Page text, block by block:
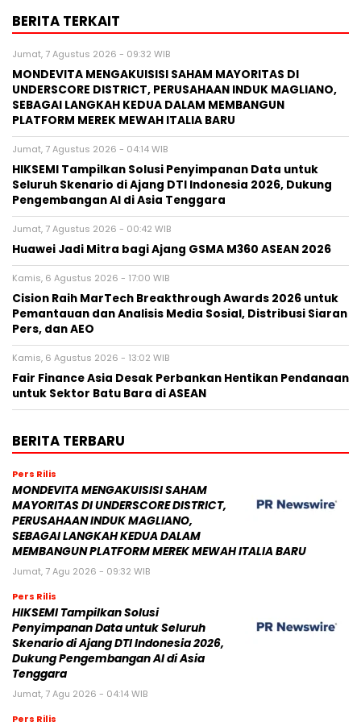
BERITA TERKAIT
Jumat, 7 Agustus 2026 - 09:32 WIB
MONDEVITA MENGAKUISISI SAHAM MAYORITAS DI
UNDERSCORE DISTRICT, PERUSAHAAN INDUK MAGLIANO,
SEBAGAI LANGKAH KEDUA DALAM MEMBANGUN
PLATFORM MEREK MEWAH ITALIA BARU
Jumat, 7 Agustus 2026 - 04:14 WIB
HIKSEMI Tampilkan Solusi Penyimpanan Data untuk
Seluruh Skenario di Ajang DTI Indonesia 2026, Dukung
Pengembangan AI di Asia Tenggara
Jumat, 7 Agustus 2026 - 00:42 WIB
Huawei Jadi Mitra bagi Ajang GSMA M360 ASEAN 2026
Kamis, 6 Agustus 2026 - 17:00 WIB
Cision Raih MarTech Breakthrough Awards 2026 untuk
Pemantauan dan Analisis Media Sosial, Distribusi Siaran
Pers, dan AEO
Kamis, 6 Agustus 2026 - 13:02 WIB
Fair Finance Asia Desak Perbankan Hentikan Pendanaan
untuk Sektor Batu Bara di ASEAN
BERITA TERBARU
Pers Rilis
MONDEVITA MENGAKUISISI SAHAM
MAYORITAS DI UNDERSCORE DISTRICT,
PERUSAHAAN INDUK MAGLIANO,
SEBAGAI LANGKAH KEDUA DALAM
MEMBANGUN PLATFORM MEREK MEWAH ITALIA BARU
Jumat, 7 Agu 2026 - 09:32 WIB
Pers Rilis
HIKSEMI Tampilkan Solusi
Penyimpanan Data untuk Seluruh
Skenario di Ajang DTI Indonesia 2026,
Dukung Pengembangan AI di Asia
Tenggara
Jumat, 7 Agu 2026 - 04:14 WIB
Pers Rilis